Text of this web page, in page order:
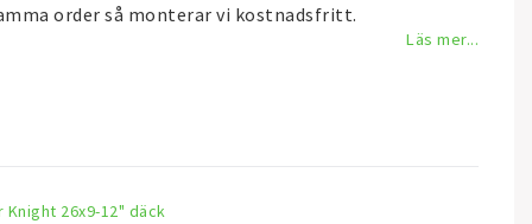
order så monterar vi kostnadsfritt.
Läs mer...
Knight 26x9-12" däck